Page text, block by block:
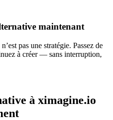
maintenant
pas une stratégie. Passez de
à créer — sans interruption,
à ximagine.io